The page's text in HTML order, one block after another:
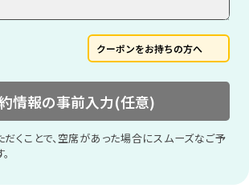
クーポンをお持ちの方へ
情報の事前入力(任意)
くことで、空席があった場合にスムーズなご予